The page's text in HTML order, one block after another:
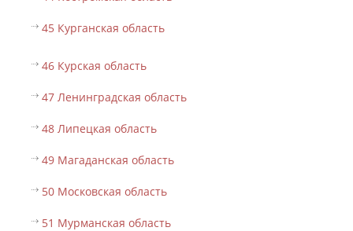
45 Курганская область
46 Курская область
47 Ленинградская область
48 Липецкая область
49 Магаданская область
50 Московская область
51 Мурманская область